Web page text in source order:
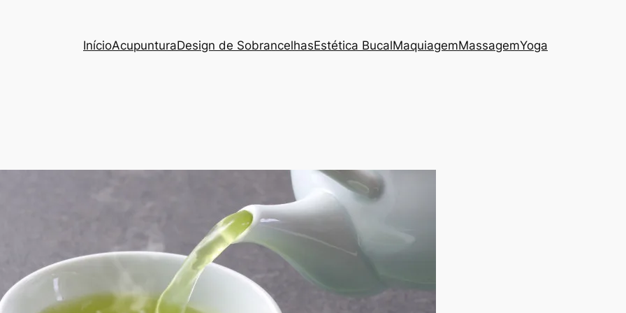
InícioAcupunturaDesign de SobrancelhasEstética BucalMaquiagemMassagemYoga